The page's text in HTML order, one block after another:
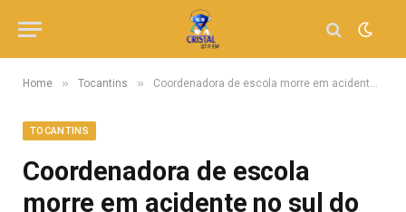
Home » Tocantins » Coordenadora de escola morre em acidente no sul do Tocantins
TOCANTINS
Coordenadora de escola
morre em acidente no sul do